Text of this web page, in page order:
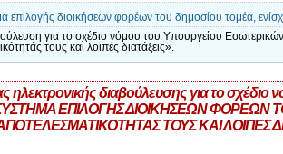
διοικήσεων φορέων του δημοσίου τομέα,
για το σχέδιο νόμου του Υπουργείου
τους και λοιπές διατάξεις».
διαβούλευσης για το σχέδιο
ΣΥΣΤΗΜΑ ΕΠΙΛΟΓΗΣ ΔΙΟΙΚΗΣΕΩΝ ΦΟΡΕΩΝ
ΤΟΥΣ ΚΑΙ ΛΟΙΠΕΣ